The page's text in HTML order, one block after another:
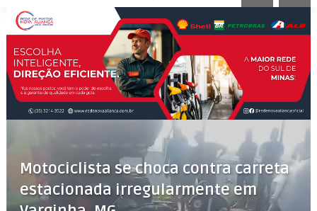
Motociclista se choca contra carreta
estacionada irregularmente em